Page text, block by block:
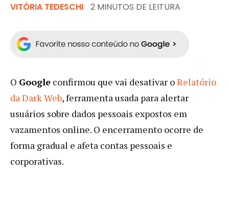
VITÓRIA TEDESCHI 2 MINUTOS DE LEITURA
O Google confirmou que vai desativar oRelatório
da Dark Web, ferramenta usada para alertar
usuários sobre dados pessoais expostos em
vazamentos online. O encerramento ocorre de
forma gradual e afeta contas pessoais e
corporativas.